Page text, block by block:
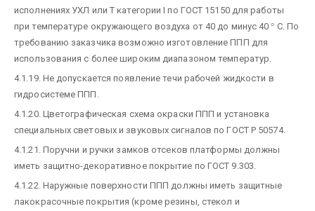
исполнениях УХЛ или Т категории I по ГОСТ 15150 для работы
при температуре окружающего воздуха от 40 до минус 40° С. По
требованию заказчика возможно изготовление ППП для
использования с более широким диапазоном температур.
4.1.19. Не допускается появление течи рабочей жидкости в
гидросистеме ППП.
4.1.20. Цветографическая схема окраски ППП и установка
специальных световых и звуковых сигналов по ГОСТ Р 50574.
4.1.21. Поручни и ручки замков отсеков платформы должны
иметь защитно-декоративное покрытие по ГОСТ 9.303.
4.1.22. Наружные поверхности ППП должны иметь защитные
лакокрасочные покрытия (кроме резины, стекол и